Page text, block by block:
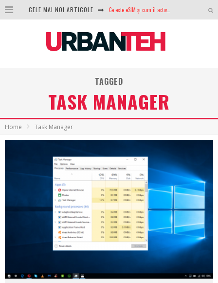
CELE MAI NOI ARTICOLE
100 GB de internet mobil gratuit de la Orange. Fără contract, fără acte și fără obligații
Analiza producției fotovoltaice în România – cât produce un sistem solar pe timp de iarnă?
NVIDIA avertizează: memoria RAM și SSD-urile ar putea deveni și mai scumpe în perioada următoare
GTA VI poate fi precomandat oficial. Rockstar dezvăluie edițiile oficiale și bonusurile pe care le primești
TAGGED
TASK MANAGER
Home Task Manager